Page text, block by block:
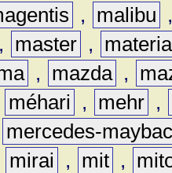
, malibu
, master ,
materia
, mazda ,
méhari , mehr ,
mercedes-
mirai , mit ,